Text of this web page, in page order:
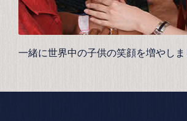
一緒に世界中の子供の笑顔を増やしま